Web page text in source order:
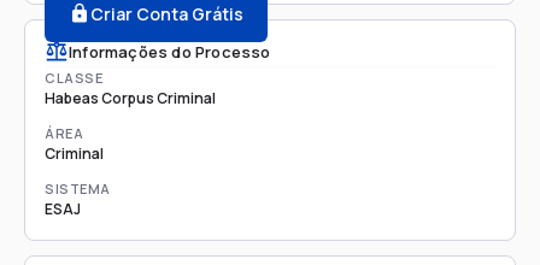
Criar Conta Grátis
Informações do Processo
CLASSE
Habeas Corpus Criminal
ÁREA
Criminal
SISTEMA
ESAJ